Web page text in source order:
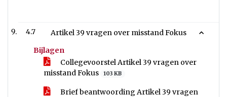
4.7
Artikel 39 vragen over misstand Fokus
Bijlagen
Collegevoorstel Artikel 39 vragen over
misstand Fokus
103 KB
Brief beantwoording Artikel 39 vragen